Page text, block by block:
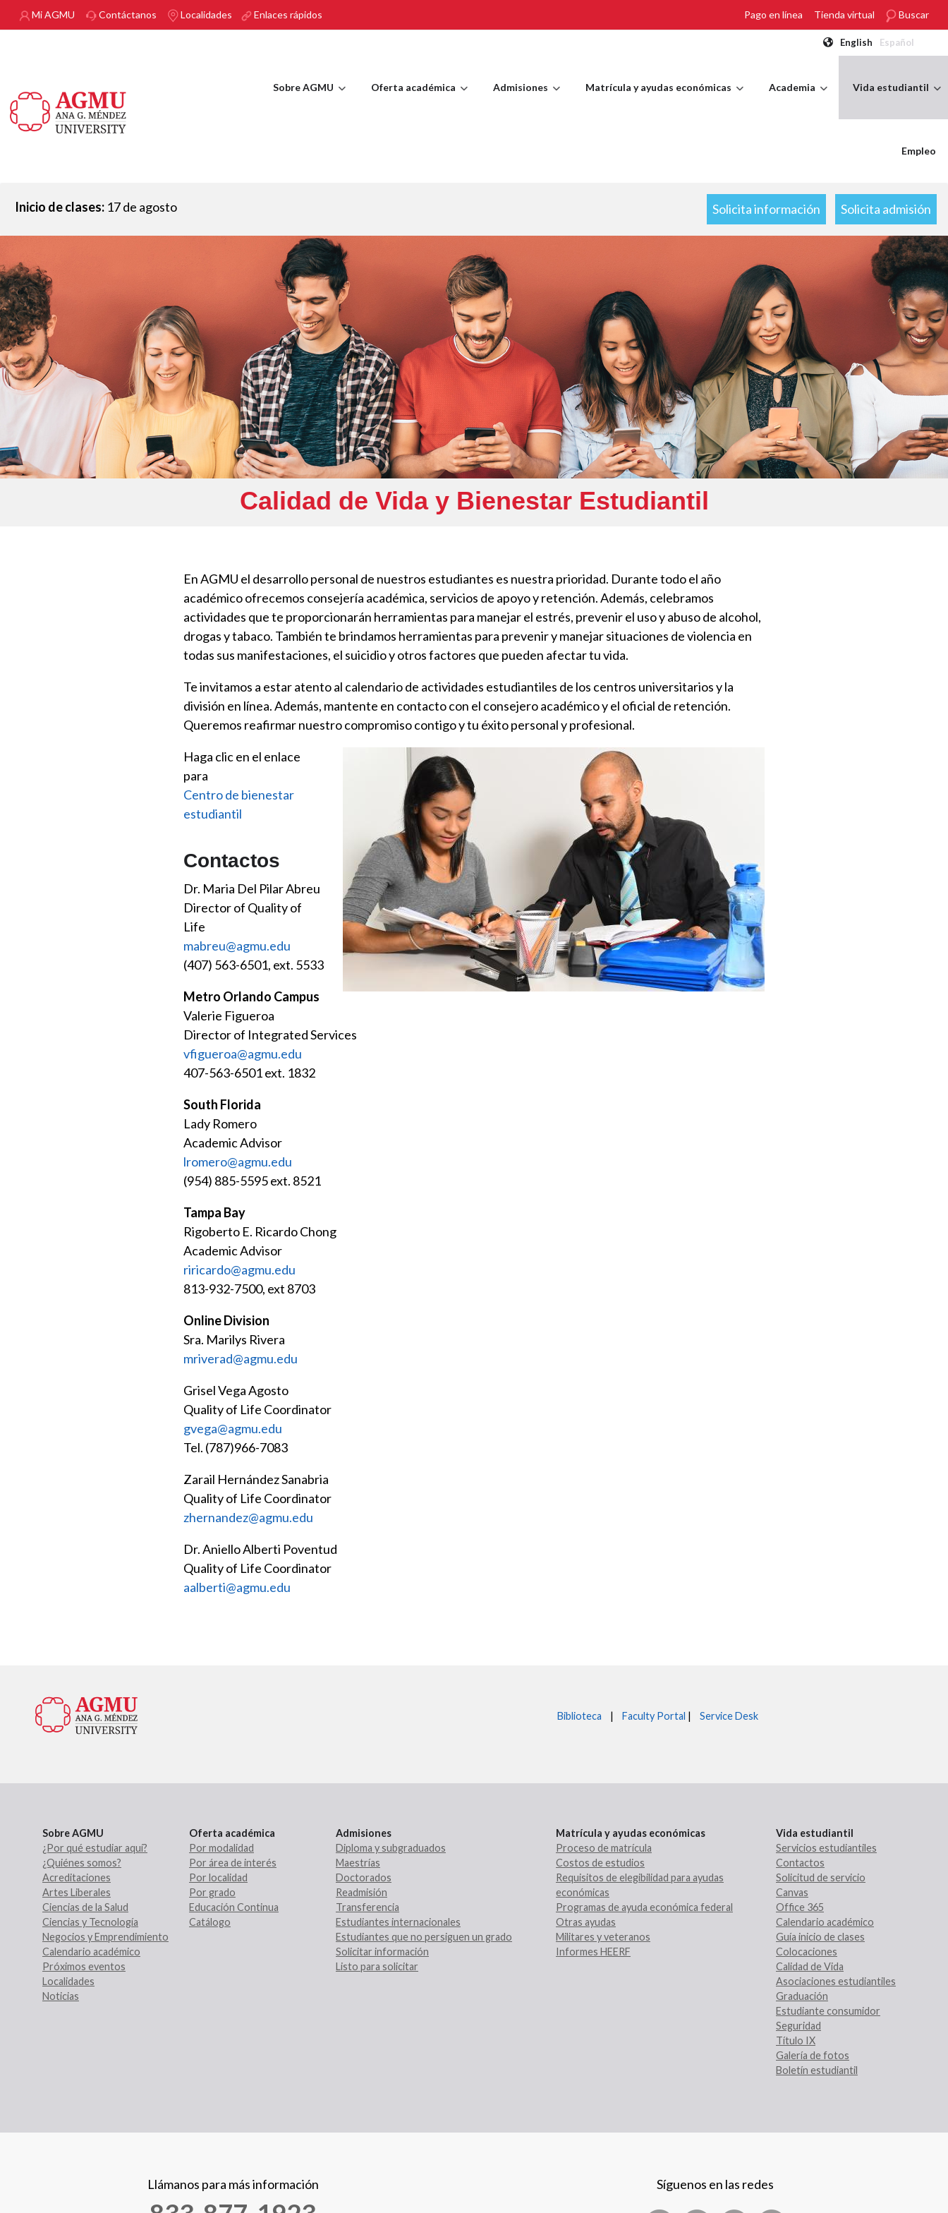
Pasar al contenido principal
Mi AGMU Contáctanos Localidades Enlaces rápidos Pago en línea Tienda virtual Buscar
English Español
Sobre AGMU Oferta académica Admisiones Matrícula y ayudas económicas Academia Vida estudiantil
Empleo
Inicio de clases: 17 de agosto Solicita información Solicita admisión
Calidad de Vida y Bienestar Estudiantil
En AGMU el desarrollo personal de nuestros estudiantes es nuestra prioridad. Durante todo el año
académico ofrecemos consejería académica, servicios de apoyo y retención. Además, celebramos
actividades que te proporcionarán herramientas para manejar el estrés, prevenir el uso y abuso de alcohol,
drogas y tabaco. También te brindamos herramientas para prevenir y manejar situaciones de violencia en
todas sus manifestaciones, el suicidio y otros factores que pueden afectar tu vida.
Te invitamos a estar atento al calendario de actividades estudiantiles de los centros universitarios y la
división en línea. Además, mantente en contacto con el consejero académico y el oficial de retención.
Queremos reafirmar nuestro compromiso contigo y tu éxito personal y profesional.
Haga clic en el enlace
para
Centro de bienestar
estudiantil
Contactos
Dr. Maria Del Pilar Abreu
Director of Quality of
Life
mabreu@agmu.edu
(407) 563-6501, ext. 5533
Metro Orlando Campus
Valerie Figueroa
Director of Integrated Services
vfigueroa@agmu.edu
407-563-6501 ext. 1832
South Florida
Lady Romero
Academic Advisor
lromero@agmu.edu
(954) 885-5595 ext. 8521
Tampa Bay
Rigoberto E. Ricardo Chong
Academic Advisor
riricardo@agmu.edu
813-932-7500, ext 8703
Online Division
Sra. Marilys Rivera
mriverad@agmu.edu
Grisel Vega Agosto
Quality of Life Coordinator
gvega@agmu.edu
Tel. (787)966-7083
Zarail Hernández Sanabria
Quality of Life Coordinator
zhernandez@agmu.edu
Dr. Aniello Alberti Poventud
Quality of Life Coordinator
aalberti@agmu.edu
Biblioteca | Faculty Portal | Service Desk
Sobre AGMU
¿Por qué estudiar aquí?
¿Quiénes somos?
Acreditaciones
Artes Liberales
Ciencias de la Salud
Ciencias y Tecnología
Negocios y Emprendimiento
Calendario académico
Próximos eventos
Localidades
Noticias
Oferta académica
Por modalidad
Por área de interés
Por localidad
Por grado
Educación Continua
Catálogo
Admisiones
Diploma y subgraduados
Maestrías
Doctorados
Readmisión
Transferencia
Estudiantes internacionales
Estudiantes que no persiguen un grado
Solicitar información
Listo para solicitar
Matrícula y ayudas económicas
Proceso de matrícula
Costos de estudios
Requisitos de elegibilidad para ayudas
económicas
Programas de ayuda económica federal
Otras ayudas
Militares y veteranos
Informes HEERF
Vida estudiantil
Servicios estudiantiles
Contactos
Solicitud de servicio
Canvas
Office 365
Calendario académico
Guía inicio de clases
Colocaciones
Calidad de Vida
Asociaciones estudiantiles
Graduación
Estudiante consumidor
Seguridad
Título IX
Galería de fotos
Boletín estudiantil
Llámanos para más información Síguenos en las redes